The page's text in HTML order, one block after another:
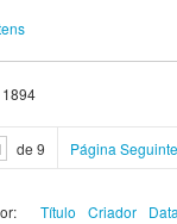
1894
de 9 Página Seguinte
Título Criador